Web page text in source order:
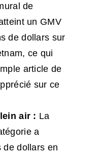
de
un GMV
de dollars sur
ce qui
article de
sur ce
air : La
a
de dollars en